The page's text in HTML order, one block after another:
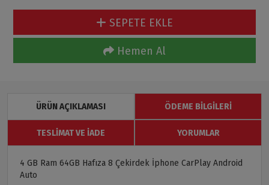
SEPETE EKLE
Hemen Al
ÜRÜN AÇIKLAMASI ÖDEME BILGILERI
TESLIMAT VE İADE YORUMLAR
4 GB Ram 64GB Hafıza 8 Çekirdek İphone CarPlay Android
Auto